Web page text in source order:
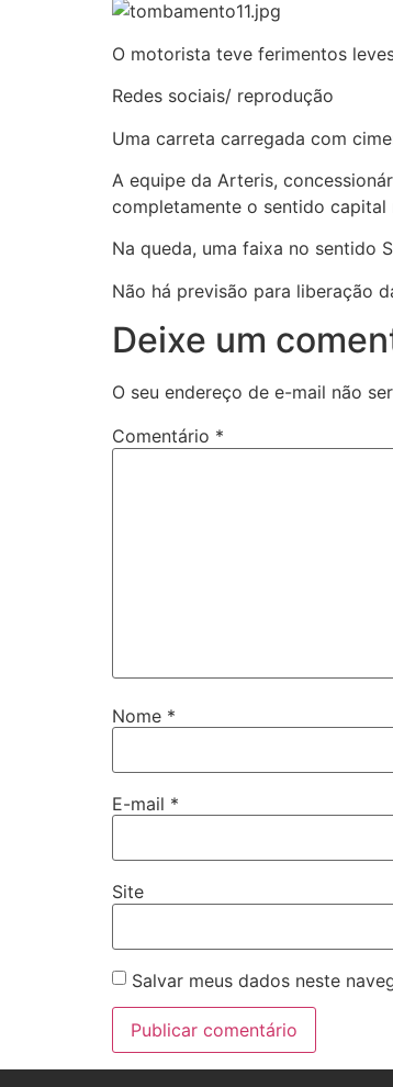
O motorista teve ferimentos
Redes sociais/ reprodução
Uma carreta carregada com
A equipe da Arteris,
completamente o sentido capital
Na queda, uma faixa no sentido
Não há previsão para liberação
Deixe um
O seu endereço de e-mail não
Comentário *
Nome *
E-mail *
Site
Salvar meus dados neste